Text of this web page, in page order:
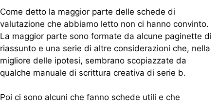
Come detto la maggior parte delle schede di
valutazione che abbiamo letto non ci hanno convinto.
La maggior parte sono formate da alcune paginette di
riassunto e una serie di altre considerazioni che, nella
migliore delle ipotesi, sembrano scopiazzate da
qualche manuale di scrittura creativa di serie b.
Poi ci sono alcuni che fanno schede utili e che